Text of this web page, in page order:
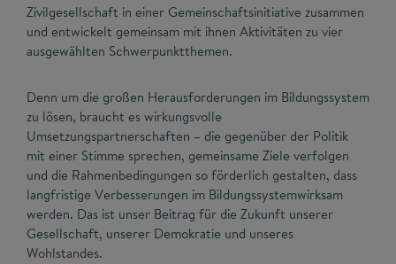
Zivilgesellschaft in einer Gemeinschaftsinitiative zusammen
und entwickelt gemeinsam mit ihnen Aktivitäten zu vier
ausgewählten Schwerpunktthemen.
Denn um die großen Herausforderungen im Bildungssystem
zu lösen, braucht es wirkungsvolle
Umsetzungspartnerschaften – die gegenüber der Politik
mit einer Stimme sprechen, gemeinsame Ziele verfolgen
und die Rahmenbedingungen so förderlich gestalten, dass
langfristige Verbesserungen im Bildungssystemwirksam
werden. Das ist unser Beitrag für die Zukunft unserer
Gesellschaft, unserer Demokratie und unseres
Wohlstandes.